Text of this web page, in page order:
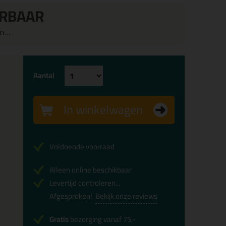
Aantal
In winkelwagen
Voldoende voorraad
Alleen online beschikbaar
Levertijd controleren...
Afgesproken! Bekijk onze reviews
Gratisbezorging vanaf 75,-